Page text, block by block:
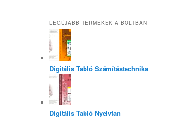
LEGÚJABB TERMÉKEK A BOLTBAN
Digitális Tabló Számítástechnika
Digitális Tabló Nyelvtan